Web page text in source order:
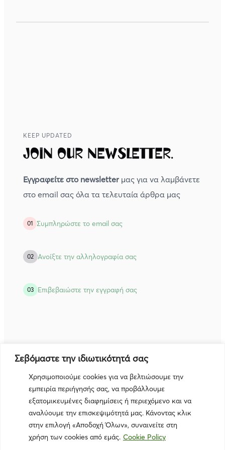
Σεβόμαστε την ιδιωτικότητά σας
Χρησιμοποιούμε cookies για να βελτιώσουμε την
εμπειρία περιήγησής σας, να προβάλλουμε
εξατομικευμένες διαφημίσεις ή περιεχόμενο και να
αναλύουμε την επισκεψιμότητά μας. Κάνοντας κλικ
στην επιλογή «Αποδοχή Όλων», συναινείτε στη
χρήση των cookies από εμάς. Cookie Policy
KEEP UPDATED
Join our newsletter.
Εγγραφείτε στο newsletter μας για να λαμβάνετε
στο email σας όλα τα τελευταία άρθρα μας
01 Συμπληρώστε το email σας
02 Ανοίξτε την αλληλογραφία σας
03 Eπιβεβαιώστε την εγγραφή σας
Subscribe